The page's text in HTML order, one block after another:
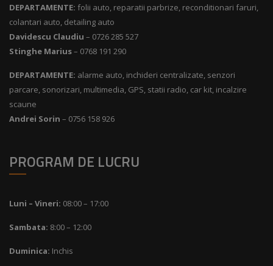
DEPARTAMENTE: folii auto, reparatii parbrize, reconditionari faruri,
colantari auto, detailing auto
Davidescu Claudiu – 0726 285 527
Stinghe Marius– 0768 191 290
DEPARTAMENTE: alarme auto, inchideri centralizate, senzori
parcare, sonorizari, multimedia, GPS, statii radio, car kit, incalzire
scaune
Andrei Sorin – 0756 158 926
PROGRAM DE LUCRU
Luni – Vineri: 08:00 – 17:00
Sambata: 8:00 – 12:00
Duminica: Inchis